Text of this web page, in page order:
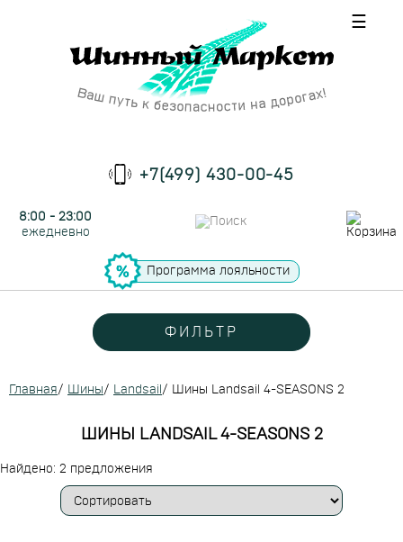
☰
+7(499) 430-00-45
8:00 - 23:00
ежедневно
Программа лояльности
ФИЛЬТР
Главная/ Шины/ Landsail / Шины Landsail 4-SEASONS 2
ШИНЫ LANDSAIL 4-SEASONS 2
Найдено: 2 предложения